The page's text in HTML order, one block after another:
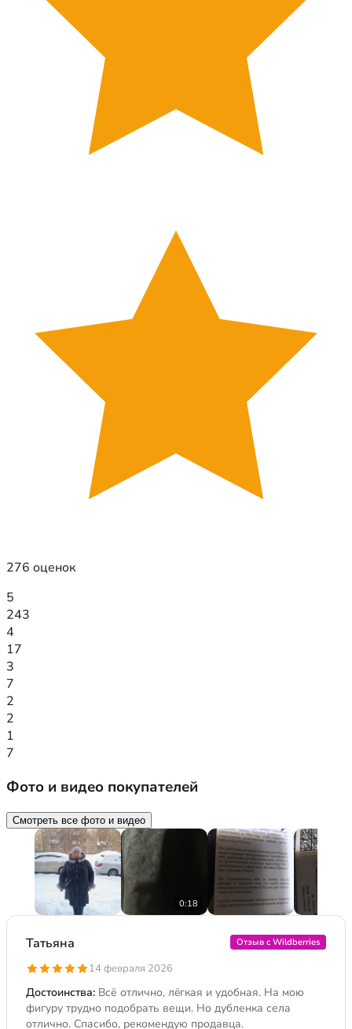
276 оценок
5
243
4
17
3
7
2
2
1
7
Фото и видео покупателей
Смотреть все фото и видео
0:18
Татьяна Отзыв с Wildberries
14 февраля 2026
Достоинства: Всё отлично, лëгкая и удобная. На мою
фигуру трудно подобрать вещи. Но дубленка села
отлично. Спасибо, рекомендую продавца.